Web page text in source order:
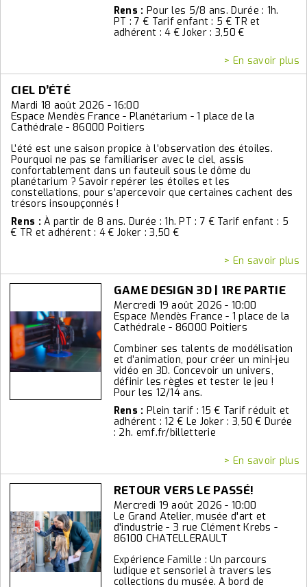
Rens : Pour les 5/8 ans. Durée : 1h.
PT : 7 € Tarif enfant : 5 € TR et
adhérent : 4 € Joker : 3,50 €
> En savoir plus
CIEL D’ÉTÉ
Mardi 18 août 2026 - 16:00
Espace Mendès France - Planétarium - 1 place de la
Cathédrale - 86000 Poitiers
L’été est une saison propice à l’observation des étoiles.
Pourquoi ne pas se familiariser avec le ciel, assis
confortablement dans un fauteuil sous le dôme du
planétarium ? Savoir repérer les étoiles et les
constellations, pour s’apercevoir que certaines cachent des
trésors insoupçonnés !
Rens :À partir de 8 ans. Durée : 1h. PT : 7 € Tarif enfant : 5
€ TR et adhérent : 4 € Joker : 3,50 €
> En savoir plus
GAME DESIGN 3D | 1RE PARTIE
Mercredi 19 août 2026 - 10:00
Espace Mendès France - 1 place de la
Cathédrale - 86000 Poitiers
Combiner ses talents de modélisation
et d’animation, pour créer un mini-jeu
vidéo en 3D. Concevoir un univers,
définir les règles et tester le jeu !
Pour les 12/14 ans.
Rens : Plein tarif : 15 € Tarif réduit et
adhérent : 12 € Le Joker : 3,50 € Durée
: 2h. emf.fr/billetterie
> En savoir plus
RETOUR VERS LE PASSÉ!
Mercredi 19 août 2026 - 10:00
Le Grand Atelier, musée d'art et
d'industrie - 3 rue Clément Krebs -
86100 CHATELLERAULT
Expérience Famille : Un parcours
ludique et sensoriel à travers les
collections du musée. A bord de